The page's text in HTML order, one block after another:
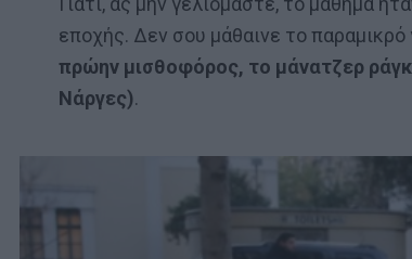
εποχής. Δεν σου μάθαινε το παραμικρό
πρώην μισθοφόρος, το μάνατζερ
Νάργες).